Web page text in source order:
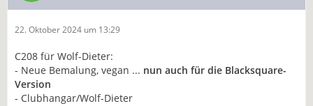
22. Oktober 2024 um 13:29
C208 für Wolf-Dieter:
- Neue Bemalung, vegan ... nun auch für die Blacksquare-
Version
- Clubhangar/Wolf-Dieter